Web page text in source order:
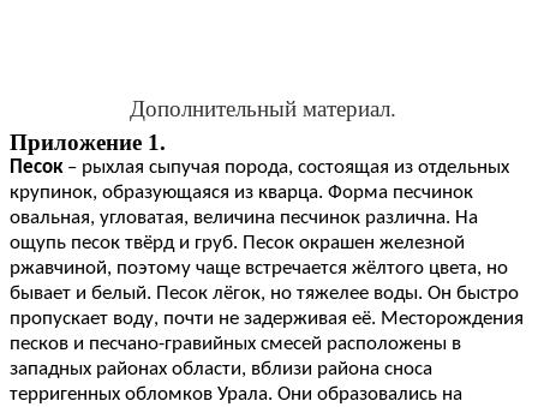
Дополнительный материал.
Приложение 1.
Песок – рыхлая сыпучая порода, состоящая из отдельных
крупинок, образующаяся из кварца. Форма песчинок
овальная, угловатая, величина песчинок различна. На
ощупь песок твёрд и груб. Песок окрашен железной
ржавчиной, поэтому чаще встречается жёлтого цвета, но
бывает и белый. Песок лёгок, но тяжелее воды. Он быстро
пропускает воду, почти не задерживая её. Месторождения
песков и песчано-гравийных смесей расположены в
западных районах области, вблизи района сноса
терригенных обломков Урала. Они образовались на